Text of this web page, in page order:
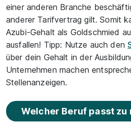
einer anderen Branche
anderer Tarifvertrag gilt. Somit
Azubi-Gehalt als Goldschmied
ausfallen! Tipp: Nutze auch den
über dein Gehalt in der
Unternehmen machen
Stellenanzeigen.
Welcher Beruf passt zu